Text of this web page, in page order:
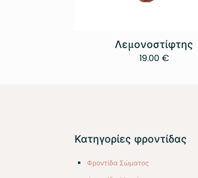
Λεμονοστίφτης
19.00 €
Κατηγορίες φροντίδας
Φροντίδα Σώματος